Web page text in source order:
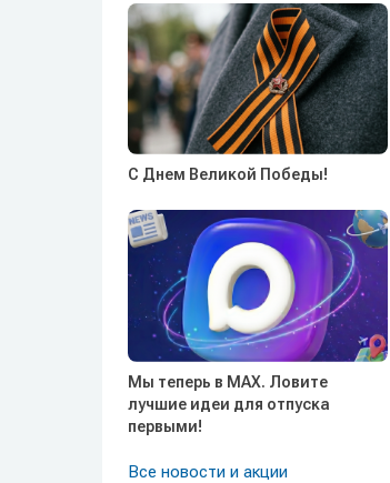
С Днем Великой Победы!
Мы теперь в MAX. Ловите
лучшие идеи для отпуска
первыми!
Все новости и акции